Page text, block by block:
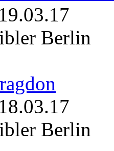
19.03.17
Berlin
18.03.17
Berlin